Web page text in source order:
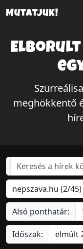
Mutatjuk!
Elborult
meghökkentő
Alsó ponthatár:
Időszak: